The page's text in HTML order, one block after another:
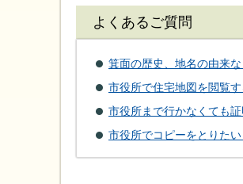
よくあるご質問
箕面の歴史、地名の由来な
市役所で住宅地図を閲覧
市役所まで行かなくても
市役所でコピーをとりた